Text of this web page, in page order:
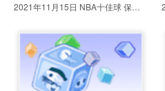
2021年11月15日 NBA十佳球 保罗穿